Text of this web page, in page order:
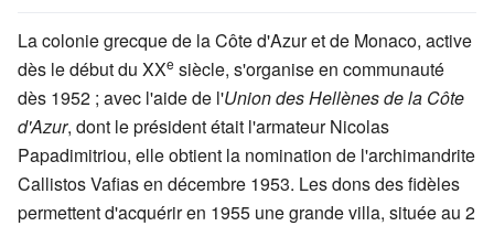
La colonie grecque de la Côte d'Azur et de Monaco, active
dès le début du XXe siècle, s'organise en communauté
dès 1952 ; avec l'aide de l'Union des Hellènes de la Côte
d'Azur, dont le président était l'armateur Nicolas
Papadimitriou, elle obtient la nomination de l'archimandrite
Callistos Vafias en décembre 1953. Les dons des fidèles
permettent d'acquérir en 1955 une grande villa, située au 2